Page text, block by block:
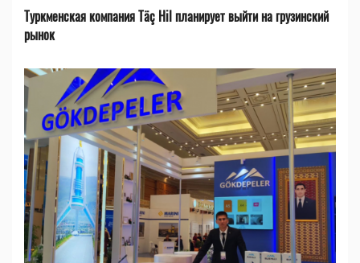
Туркменская компания Täç Hil планирует выйти на грузинский
рынок